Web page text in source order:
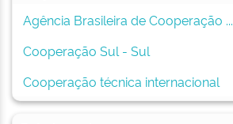
Agência Brasileira de Cooperação ...
Cooperação Sul - Sul
Cooperação técnica internacional